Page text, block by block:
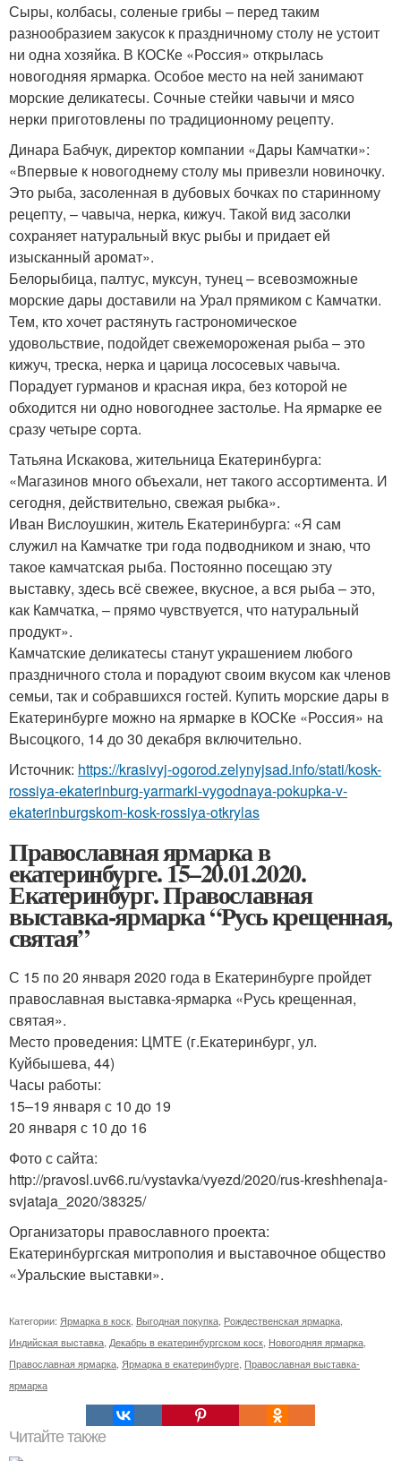
Сыры, колбасы, соленые грибы – перед таким
разнообразием закусок к праздничному столу не устоит
ни одна хозяйка. В КОСКе «Россия» открылась
новогодняя ярмарка. Особое место на ней занимают
морские деликатесы. Сочные стейки чавычи и мясо
нерки приготовлены по традиционному рецепту.
Динара Бабчук, директор компании «Дары Камчатки»:
«Впервые к новогоднему столу мы привезли новиночку.
Это рыба, засоленная в дубовых бочках по старинному
рецепту, – чавыча, нерка, кижуч. Такой вид засолки
сохраняет натуральный вкус рыбы и придает ей
изысканный аромат».
Белорыбица, палтус, муксун, тунец – всевозможные
морские дары доставили на Урал прямиком с Камчатки.
Тем, кто хочет растянуть гастрономическое
удовольствие, подойдет свежемороженая рыба – это
кижуч, треска, нерка и царица лососевых чавыча.
Порадует гурманов и красная икра, без которой не
обходится ни одно новогоднее застолье. На ярмарке ее
сразу четыре сорта.
Татьяна Искакова, жительница Екатеринбурга:
«Магазинов много объехали, нет такого ассортимента. И
сегодня, действительно, свежая рыбка».
Иван Вислоушкин, житель Екатеринбурга: «Я сам
служил на Камчатке три года подводником и знаю, что
такое камчатская рыба. Постоянно посещаю эту
выставку, здесь всё свежее, вкусное, а вся рыба – это,
как Камчатка, – прямо чувствуется, что натуральный
продукт».
Камчатские деликатесы станут украшением любого
праздничного стола и порадуют своим вкусом как членов
семьи, так и собравшихся гостей. Купить морские дары в
Екатеринбурге можно на ярмарке в КОСКе «Россия» на
Высоцкого, 14 до 30 декабря включительно.
Источник: https://krasivyj-ogorod.zelynyjsad.info/stati/kosk-
rossiya-ekaterinburg-yarmarki-vygodnaya-pokupka-v-
ekaterinburgskom-kosk-rossiya-otkrylas
Православная ярмарка в
екатеринбурге. 15–20.01.2020.
Екатеринбург. Православная
выставка-ярмарка “Русь крещенная,
святая”
С 15 по 20 января 2020 года в Екатеринбурге пройдет
православная выставка-ярмарка «Русь крещенная,
святая».
Место проведения: ЦМТЕ (г.Екатеринбург, ул.
Куйбышева, 44)
Часы работы:
15–19 января с 10 до 19
20 января с 10 до 16
Фото с сайта:
http://pravosl.uv66.ru/vystavka/vyezd/2020/rus-kreshhenaja-
svjataja_2020/38325/
Организаторы православного проекта:
Екатеринбургская митрополия и выставочное общество
«Уральские выставки».
Категории: Ярмарка в коск Выгодная покупка Рождественская ярмарка
Индийская выставка Декабрь в екатеринбургском коск Новогодняя ярмарка
Православная ярмарка Ярмарка в екатеринбурге Православная выставка-
ярмарка
Читайте также